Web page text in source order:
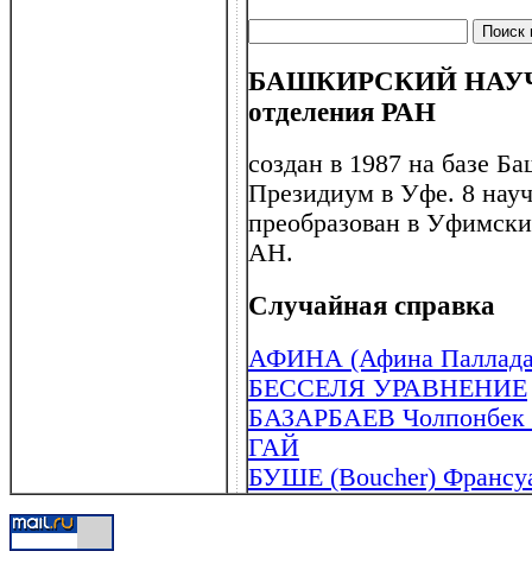
БАШКИРСКИЙ
отделения РАН
создан в 1987 на базе
Президиум в Уфе. 8
преобразован в
АН.
Случайная справка
АФИНА (Афина
БЕССЕЛЯ УРАВНЕНИЕ
БАЗАРБАЕВ Чолпонбек
ГАЙ
БУШЕ (Boucher)